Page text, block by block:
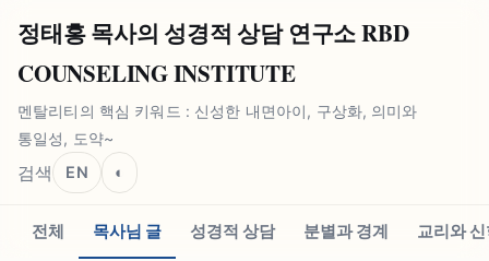
정태홍 목사의 성경적 상담 연구소 RBD
COUNSELING INSTITUTE
멘탈리티의 핵심 키워드 : 신성한 내면아이, 구상화, 의미와
통일성, 도약~
검색 EN ◐
전체 목사님 글 성경적 상담 분별과 경계 교리와